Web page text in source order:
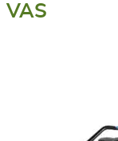
VAS